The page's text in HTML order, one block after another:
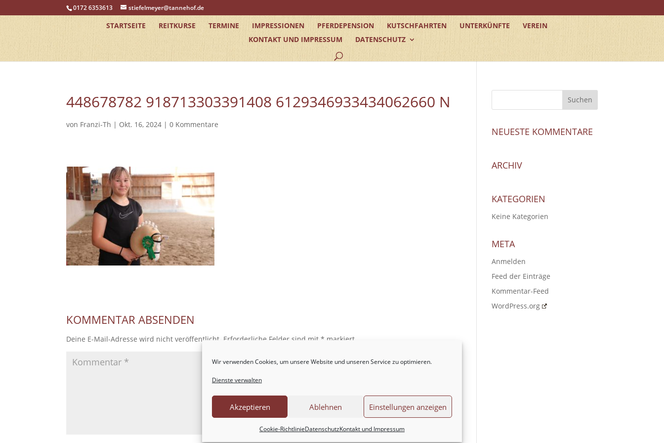
Wir verwenden Cookies, um unsere Website und unseren Service zu optimieren.
Dienste verwalten
Akzeptieren Ablehnen Einstellungen anzeigen
Cookie-RichtlinieDatenschutzKontakt und Impressum
0172 6353613 stiefelmeyer@tannehof.de
STARTSEITE REITKURSE TERMINE IMPRESSIONEN PFERDEPENSION KUTSCHFAHRTEN UNTERKÜNFTE
VEREIN
KONTAKT UND IMPRESSUM
DATENSCHUTZ
448678782 918713303391408 6129346933434062660 N
von Franzi-Th | Okt. 16, 2024 |0 Kommentare
KOMMENTAR ABSENDEN
Deine E-Mail-Adresse wird nicht veröffentlicht. Erforderliche Felder sind mit* markiert
NEUESTE KOMMENTARE
ARCHIV
KATEGORIEN
Keine Kategorien
META
Anmelden
Feed der Einträge
Kommentar-Feed
WordPress.org